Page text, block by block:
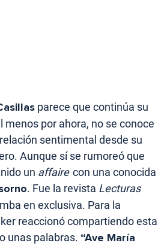
parece que continúa su
menos por ahora, no se conoce
sentimental desde su
Aunque sí se rumoreó que
un affaire con una conocida
. Fue la revista Lecturas
en exclusiva. Para la
reaccionó compartiendo esta
unas palabras. “Ave María